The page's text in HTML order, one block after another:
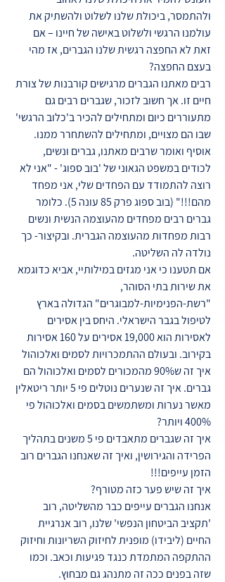
ולהתמסר, ביכולת שלנו לשלוט ולהשתיק את
עולמנו הרגשי ולשלוט באישה של חיינו – אם
זאת לא החפצה רגשית שלנו הגברים, אז מהי
בעצם החפצה?
רבים מאתנו הגברים מרגישים קורבנות של צורת
חיים זו. אך חשוב לזכור, שגברים רבים גם
מתעוררים כיום ומתחילים להכיר ב'כלוב הרגשי'
שבו הם מצויים, ומתחילים להשתחרר ממנו.
אוסיף ואומר שרבים מאתנו, גברים ונשים,
לכודים במשפט הגאוני של 'בוב ספוג' - "אני לא
רוצה להתמודד עם הפחדים שלי, אני מפחד
מהם!!!" (בוב ספוג פרק 85 עונה 5). כלומר
גברים רבים מפחדים מהעוצמה הנשית ונשים
רבות מפחדות מהעוצמה הגברית. ובקיצור- כך
נולדה לה השליטה.
אם תטענו כי אני מגזים במילותיי, אביא כדוגמא
את שירות בתי הסוהר,
"רשת-הפנימיות-למבוגרים" הגדולה בארץ
לטיפול בגבר הישראלי. היחס בין אסירים
לאסירות הוא 19,000 אסירים על 160 אסירות
בקירוב. ובעולם ההתמכרויות לסמים ואלכוהול
איך זה ש90% מהמכורים לסמים ואלכוהול הם
גברים. איך זה שנערים נוטלים פי 5 יותר ריטאלין
מאשר נערות ומשתמשים בסמים ואלכוהול פי
400% ויותר?
איך זה שגברים מתאבדים פי 5 משנים בתהליך
הפרידה והגירושין, ואיך זה שאנחנו הגברים רוב
הזמן עייפים!!!
איך זה שיש פער כזה מטורף?
אנחנו הגברים עייפים כבר מהשליטה, רוב
'תקציב הביטחון הנפשי' שלנו, רוב אנרגיית
החיים (ליבידו) מופנית לחיזוק השריונות וחיזוק
ההתקפה המתמדת כנגד פגיעות וכאב. וכמו
שזה בפנים ככה זה מתנהג גם מבחוץ.